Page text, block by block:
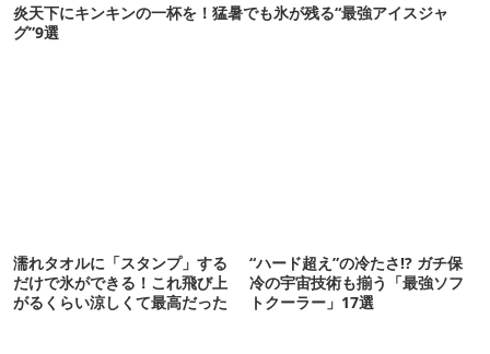
炎天下にキンキンの一杯を！猛暑でも氷が残る“最強アイスジャ
グ”9選
濡れタオルに「スタンプ」する
だけで氷ができる！これ飛び上
がるくらい涼しくて最高だった
“ハード超え”の冷たさ!? ガチ保
冷の宇宙技術も揃う「最強ソフ
トクーラー」17選